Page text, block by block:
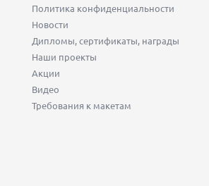
Политика конфиденциальности
Новости
Дипломы, сертификаты, награды
Наши проекты
Акции
Видео
Требования к макетам